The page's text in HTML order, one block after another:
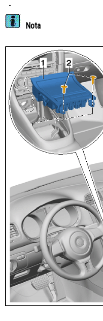
-
Nota